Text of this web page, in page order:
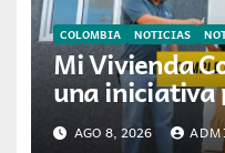
COLOMBIA NOTICIAS
Mi Vivienda
una
acceso a la
AGO 8, 2026